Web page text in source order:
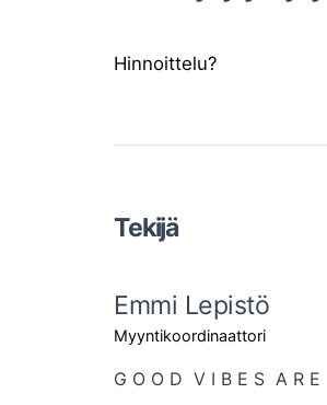
Hinnoittelu?
Tekijä
Emmi Lepistö
Myyntikoordinaattori
G O O D  V I B E S  A R